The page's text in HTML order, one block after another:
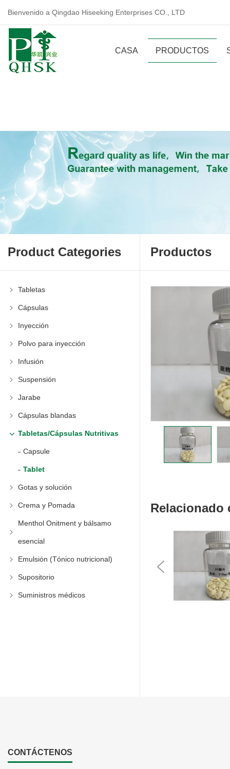
Bienvenido a Qingdao Hiseeking Enterprises CO., LTD
CASA PRODUCTOS
Product Categories Productos
Tabletas
Cápsulas
Inyección
Polvo para inyección
Infusión
Suspensión
Jarabe
Cápsulas blandas
Tabletas/Cápsulas Nutritivas
Capsule
Tablet
Gotas y solución
Crema y Pomada
Menthol Onitment y bálsamo
esencial
Emulsión (Tónico nutricional)
Supositorio
Suministros médicos
Relacionado
CONTÁCTENOS